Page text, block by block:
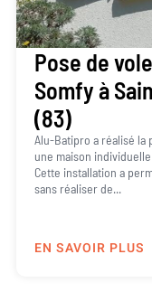
Pose de
Somfy à
(83)
Alu-Batipro a réalisé la
une maison
Cette installation a
sans réaliser de...
EN SAVOIR PLUS